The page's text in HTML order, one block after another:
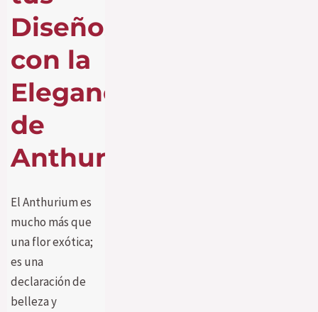
Diseños
con la
Elegancia
de
Anthurium
El Anthurium es
mucho más que
una flor exótica;
es una
declaración de
belleza y